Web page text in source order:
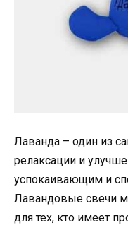
Лаванда – один из
релаксации и
успокаивающим и
Лавандовые свечи
для тех, кто имеет